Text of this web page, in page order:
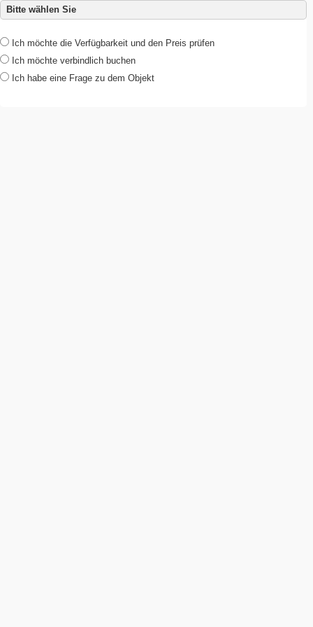
Bitte wählen Sie
Ich möchte die Verfügbarkeit und den Preis prüfen
Ich möchte verbindlich buchen
Ich habe eine Frage zu dem Objekt